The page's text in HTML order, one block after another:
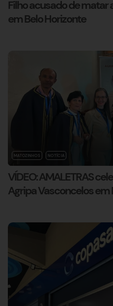
Filho acusado de matar
em Belo Horizonte
MATOZINHOS NOTÍCIA
VÍDEO: AMALETRAS
Agripa Vasconcelos em